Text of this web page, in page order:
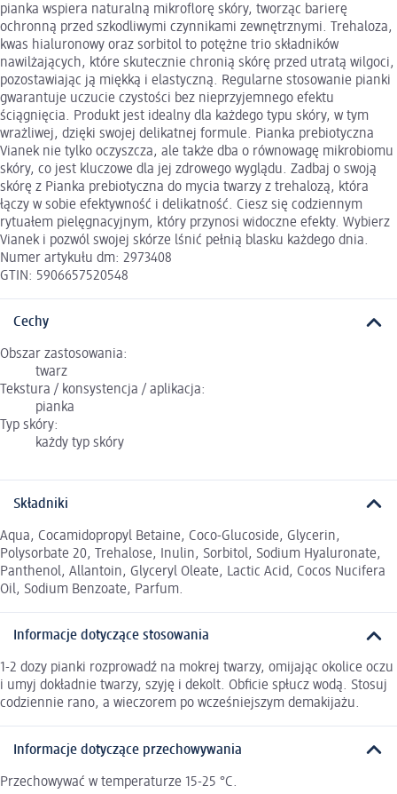
pianka wspiera naturalną mikroflorę skóry, tworząc barierę
ochronną przed szkodliwymi czynnikami zewnętrznymi. Trehaloza,
kwas hialuronowy oraz sorbitol to potężne trio składników
nawilżających, które skutecznie chronią skórę przed utratą wilgoci,
pozostawiając ją miękką i elastyczną. Regularne stosowanie pianki
gwarantuje uczucie czystości bez nieprzyjemnego efektu
ściągnięcia. Produkt jest idealny dla każdego typu skóry, w tym
wrażliwej, dzięki swojej delikatnej formule. Pianka prebiotyczna
Vianek nie tylko oczyszcza, ale także dba o równowagę mikrobiomu
skóry, co jest kluczowe dla jej zdrowego wyglądu. Zadbaj o swoją
skórę z Pianka prebiotyczna do mycia twarzy z trehalozą, która
łączy w sobie efektywność i delikatność. Ciesz się codziennym
rytuałem pielęgnacyjnym, który przynosi widoczne efekty. Wybierz
Vianek i pozwól swojej skórze lśnić pełnią blasku każdego dnia.
Numer artykułu dm: 2973408
GTIN: 5906657520548
Cechy
Obszar zastosowania:
twarz
Tekstura / konsystencja / aplikacja:
pianka
Typ skóry:
każdy typ skóry
Składniki
Aqua, Cocamidopropyl Betaine, Coco-Glucoside, Glycerin,
Polysorbate 20, Trehalose, Inulin, Sorbitol, Sodium Hyaluronate,
Panthenol, Allantoin, Glyceryl Oleate, Lactic Acid, Cocos Nucifera
Oil, Sodium Benzoate, Parfum.
Informacje dotyczące stosowania
1-2 dozy pianki rozprowadź na mokrej twarzy, omijając okolice oczu
i umyj dokładnie twarzy, szyję i dekolt. Obficie spłucz wodą. Stosuj
codziennie rano, a wieczorem po wcześniejszym demakijażu.
Informacje dotyczące przechowywania
Przechowywać w temperaturze 15-25 °C.